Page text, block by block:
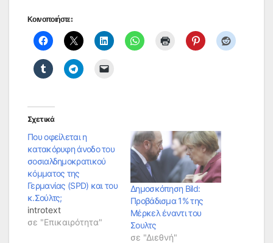
Κοινοποιήστε:
Σχετικά
Που οφείλεται η
κατακόρυφη άνοδο του
σοσιαλδημοκρατικού
κόμματος της
Γερμανίας (SPD) και του
κ.Σούλτς;
introtext
σε "Επικαιρότητα"
Δημοσκόπηση Bild:
Προβάδισμα 1% της
Μέρκελ έναντι του
Σουλτς
σε "Διεθνή"